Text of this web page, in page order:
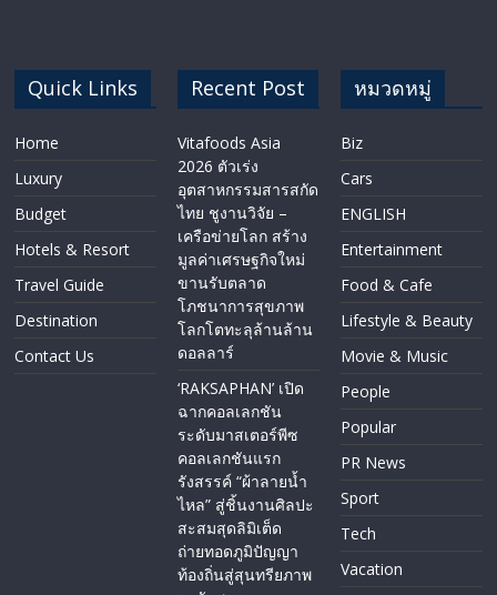
Quick Links
Home
Luxury
Budget
Hotels & Resort
Travel Guide
Destination
Contact Us
Recent Post
Vitafoods Asia
2026 ตัวเร่ง
อุตสาหกรรมสารสกัด
ไทย ชูงานวิจัย –
เครือข่ายโลก สร้าง
มูลค่าเศรษฐกิจใหม่
ขานรับตลาด
โภชนาการสุขภาพ
โลกโตทะลุล้านล้าน
ดอลลาร์
‘RAKSAPHAN’ เปิด
ฉากคอลเลกชัน
ระดับมาสเตอร์พีซ
คอลเลกชันแรก
รังสรรค์ “ผ้าลายน้ำ
ไหล” สู่ชิ้นงานศิลปะ
สะสมสุดลิมิเต็ด
ถ่ายทอดภูมิปัญญา
ท้องถิ่นสู่สุนทรียภาพ
หมวดหมู่
Biz
Cars
ENGLISH​
Entertainment
Food & Cafe
Lifestyle & Beauty
Movie & Music
People
Popular
PR News
Sport
Tech
Vacation